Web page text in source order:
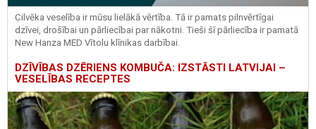
Cilvēka veselība ir mūsu lielākā vērtība. Tā ir pamats pilnvērtīgai
dzīvei, drošībai un pārliecībai par nākotni. Tieši šī pārliecība ir pamatā
New Hanza MED Vītolu klīnikas darbībai.
DZĪVĪBAS DZĒRIENS KOMBUČA: IZSTĀSTI LATVIJAI –
VESELĪBAS RECEPTES